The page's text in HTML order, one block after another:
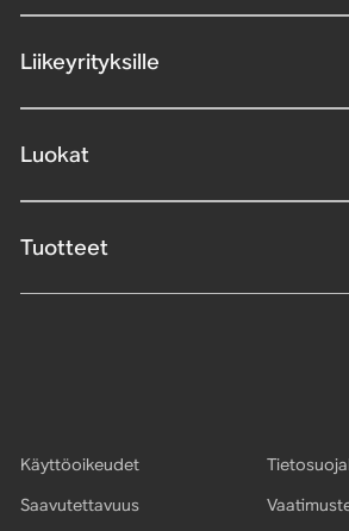
Liikeyrityksille
Luokat
Tuotteet
Käyttöoikeudet
Saavutettavuus